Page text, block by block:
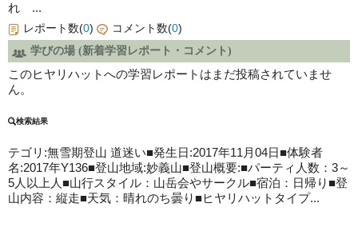
れ ...
レポート数(0) コメント数(0)
学びの場 (新着学習レポート・コメント)
このヒヤリハットへの学習レポートはまだ投稿されていませ
ん。
検索結果
テゴリ:無雪期登山 道迷い■発生日:2017年11月04日■体験者
名:2017年Y136■登山地域:妙義山■登山概要:■パーティ人数：3～
5人以上人■山行スタイル：山岳会やサークル■宿泊：日帰り■登
山内容：縦走■天気：晴れのち曇り■ヒヤリハットタイプ...